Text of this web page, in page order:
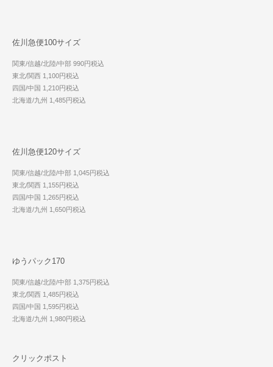
佐川急便100サイズ
関東/信越/北陸/中部 990円税込
東北/関西 1,100円税込
四国/中国 1,210円税込
北海道/九州 1,485円税込
佐川急便120サイズ
関東/信越/北陸/中部 1,045円税込
東北/関西 1,155円税込
四国/中国 1,265円税込
北海道/九州 1,650円税込
ゆうパック170
関東/信越/北陸/中部 1,375円税込
東北/関西 1,485円税込
四国/中国 1,595円税込
北海道/九州 1,980円税込
クリックポスト